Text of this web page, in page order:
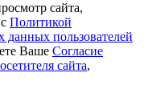
сайта,
Политикой
пользователей
Ваше Согласие
сайта,